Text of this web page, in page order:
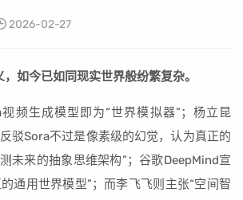
2026-02-27
如今已如同现实世界般纷繁复杂。
频生成模型即为“世界模拟器”；杨立昆
反驳Sora不过是像素级的幻觉，认为真正的
未来的抽象思维架构”；谷歌DeepMind宣
通用世界模型”；而李飞飞则主张“空间智